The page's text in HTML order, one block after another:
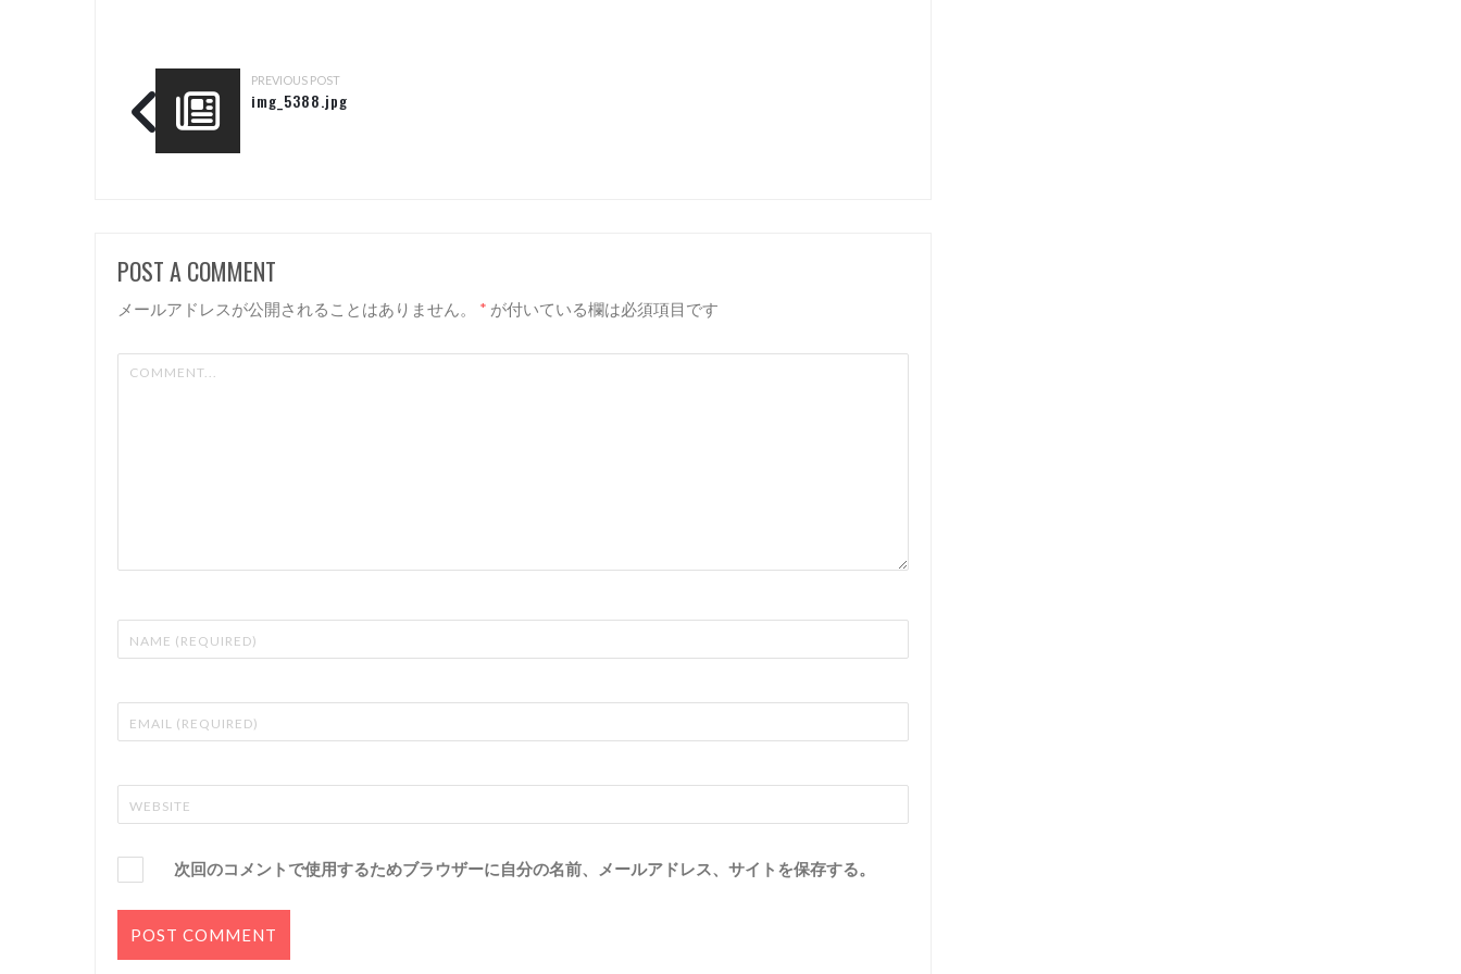
PREVIOUS POST
img_5388.jpg
POST A COMMENT
メールアドレスが公開されることはありません。 * が付いている欄は必須項目です
次回のコメントで使用するためブラウザーに自分の名前、メールアドレス、サイトを保存する。